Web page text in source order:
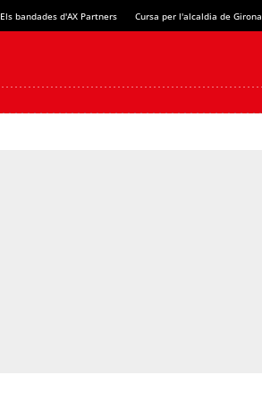
Els bandades d'AX Partners Cursa per l'alcaldia de Girona